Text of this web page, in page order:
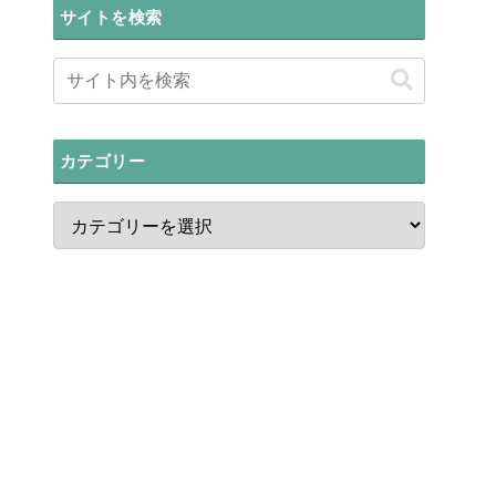
サイトを検索
カテゴリー